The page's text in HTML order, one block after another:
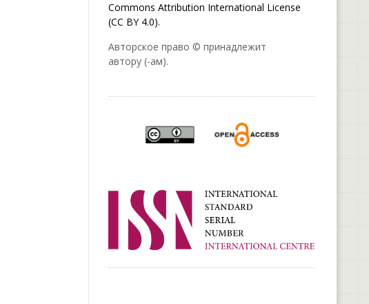
Commons Attribution International License
(CC BY 4.0).
Авторское право © принадлежит
автору (-ам).